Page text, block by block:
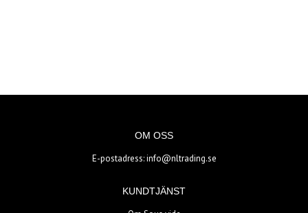
OM OSS
E-postadress:info@nltrading.se
KUNDTJÄNST